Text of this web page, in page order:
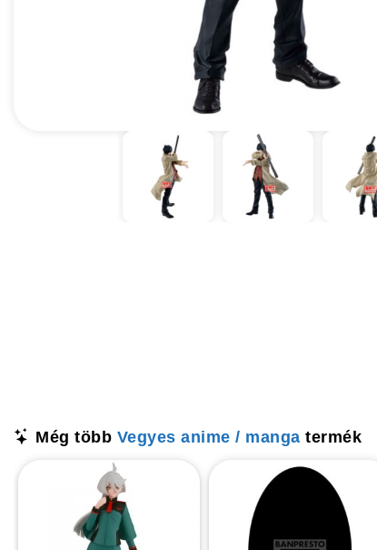
Még több Vegyes anime / manga termék